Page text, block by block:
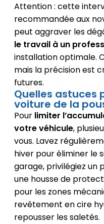
Attention : cette
recommandée aux
peut aggraver les
le travail à un
installation optimale.
mais la précision est
futures.
Quelles astuces
voiture de la
Pour limiter
votre véhicule,
vous. Lavez
hiver pour éliminer le
garage, privilégiez un
une housse de
pour les zones
revêtement en cire
repousser les saletés.